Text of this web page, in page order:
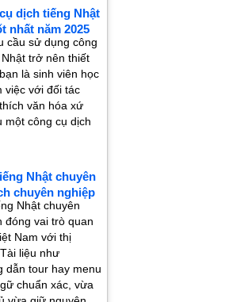
dịch tiếng Nhật
nhất năm 2025
cầu sử dụng công
trở nên thiết
là sinh viên học
việc với đối tác
văn hóa xứ
một công cụ dịch
Nhật chuyên
chuyên nghiệp
Nhật chuyên
đóng vai trò quan
Nam với thị
liệu như
dẫn tour hay menu
chuẩn xác, vừa